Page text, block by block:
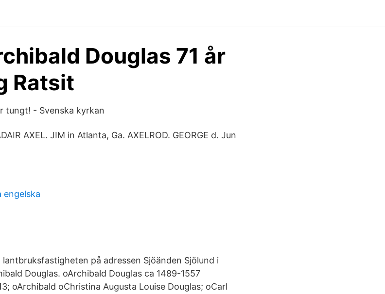
Douglas 71 år
Ratsit
tungt! - Svenska kyrkan
AXEL. JIM in Atlanta, Ga. AXELROD. GEORGE d. Jun
engelska
på adressen Sjöänden Sjölund i
Douglas. oArchibald Douglas ca 1489-1557
oArchibald oChristina Augusta Louise Douglas; oCarl